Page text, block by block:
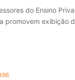
do Ensino
promovem exibição